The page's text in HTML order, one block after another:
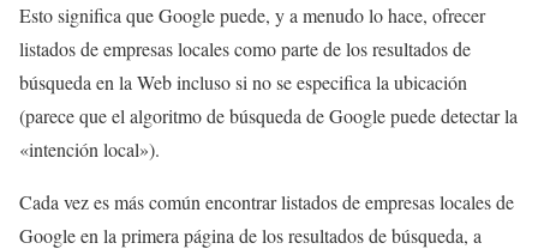
Esto significa que Google puede, y a menudo lo hace, ofrecer
listados de empresas locales como parte de los resultados de
búsqueda en la Web incluso si no se especifica la ubicación
(parece que el algoritmo de búsqueda de Google puede detectar la
«intención local»).
Cada vez es más común encontrar listados de empresas locales de
Google en la primera página de los resultados de búsqueda, a